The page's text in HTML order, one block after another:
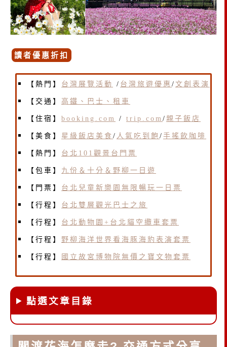
讀者優惠折扣
【熱門】 台灣展覽活動 / 台灣旅遊優惠 / 文創表演
【交通】 高鐵、巴士、租車
【住宿】 booking.com / trip.com / 親子飯店
【美食】 星級飯店美食 / 人氣吃到飽 / 手搖飲咖啡
【熱門】 台北101觀景台門票
【包車】 九份＆十分＆野柳一日遊
【門票】 台北兒童新樂園無限暢玩一日票
【行程】 台北雙層觀光巴士之旅
【行程】 台北動物園+台北貓空纜車套票
【行程】 野柳海洋世界看海豚海豹表演套票
【行程】 國立故宮博物院無價之寶文物套票
點選文章目錄